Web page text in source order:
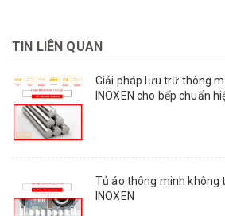
TIN LIÊN QUAN
Giải pháp lưu trữ thông
INOXEN cho bếp chuẩn
Tủ áo thông minh không
INOXEN